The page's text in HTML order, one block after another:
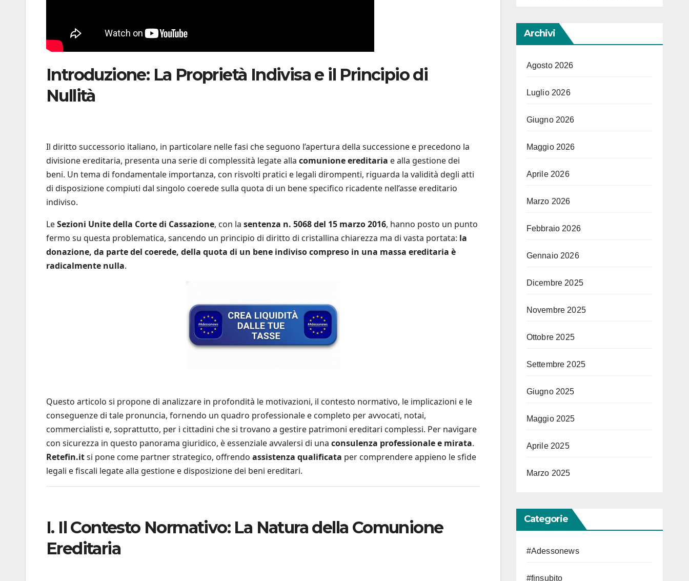
Introduzione: La Proprietà Indivisa e il Principio di
Nullità
Il diritto successorio italiano, in particolare nelle fasi che seguono l’apertura della successione e precedono la
divisione ereditaria, presenta una serie di complessità legate alla comunione ereditaria e alla gestione dei
beni. Un tema di fondamentale importanza, con risvolti pratici e legali dirompenti, riguarda la validità degli atti
di disposizione compiuti dal singolo coerede sulla quota di un bene specifico ricadente nell’asse ereditario
indiviso.
LeSezioni Unite della Corte di Cassazione, con la sentenza n. 5068 del 15 marzo 2016, hanno posto un punto
fermo su questa problematica, sancendo un principio di diritto di cristallina chiarezza ma di vasta portata: la
donazione, da parte del coerede, della quota di un bene indiviso compreso in una massa ereditaria è
radicalmente nulla.
Questo articolo si propone di analizzare in profondità le motivazioni, il contesto normativo, le implicazioni e le
conseguenze di tale pronuncia, fornendo un quadro professionale e completo per avvocati, notai,
commercialisti e, soprattutto, per i cittadini che si trovano a gestire patrimoni ereditari complessi. Per navigare
con sicurezza in questo panorama giuridico, è essenziale avvalersi di una consulenza professionale e mirata.
Retefin.itsi pone come partner strategico, offrendo assistenza qualificata per comprendere appieno le sfide
legali e fiscali legate alla gestione e disposizione dei beni ereditari.
I. Il Contesto Normativo: La Natura della Comunione
Ereditaria
Archivi
Agosto 2026
Luglio 2026
Giugno 2026
Maggio 2026
Aprile 2026
Marzo 2026
Febbraio 2026
Gennaio 2026
Dicembre 2025
Novembre 2025
Ottobre 2025
Settembre 2025
Giugno 2025
Maggio 2025
Aprile 2025
Marzo 2025
Categorie
#Adessonews
#finsubito